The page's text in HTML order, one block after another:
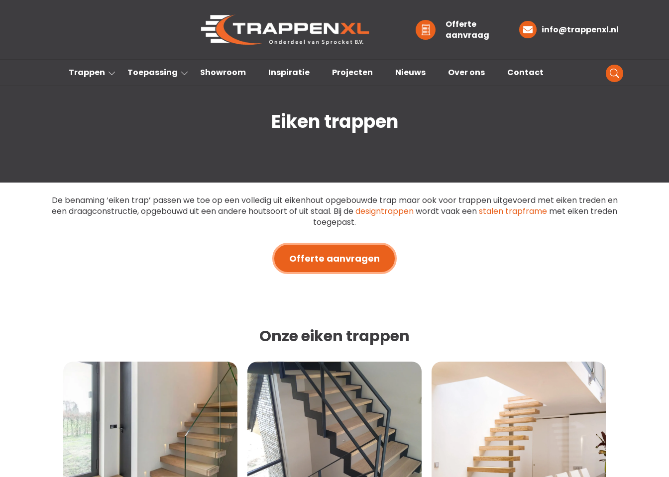
Offerte
aanvraag
info@trappenxl.nl
Contact
Trappen Toepassing Showroom Inspiratie Projecten Nieuws Over ons Contact
Eiken trappen
De benaming ‘eiken trap’ passen we toe op een volledig uit eikenhout opgebouwde trap maar ook voor trappen uitgevoerd met eiken treden en
een draagconstructie, opgebouwd uit een andere houtsoort of uit staal. Bij dedesigntrappenwordt vaak eenstalen trapframe met eiken treden
toegepast.
Offerte aanvragen
Onze eiken trappen